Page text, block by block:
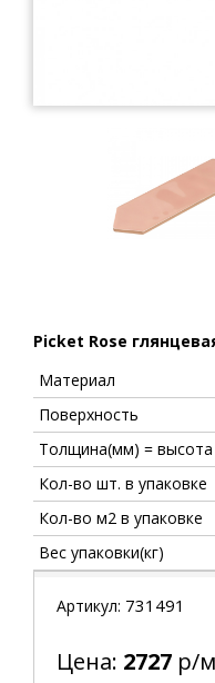
Picket Rose
Материал
Поверхность
Толщина(мм) = высота
Кол-во шт. в упаковке
Кол-во м2 в упаковке
Вес упаковки(кг)
Артикул: 731491
Цена: 2727 р/